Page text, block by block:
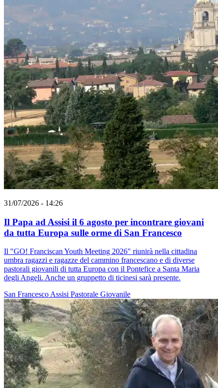
31/07/2026 - 14:26
Il Papa ad Assisi il 6 agosto per incontrare giovani
da tutta Europa sulle orme di San Francesco
Il "GO! Franciscan Youth Meeting 2026" riunirà nella cittadina
umbra ragazzi e ragazze del cammino francescano e di diverse
pastorali giovanili di tutta Europa con il Pontefice a Santa Maria
degli Angeli. Anche un gruppetto di ticinesi sarà presente.
San FrancescoAssisi Pastorale Giovanile